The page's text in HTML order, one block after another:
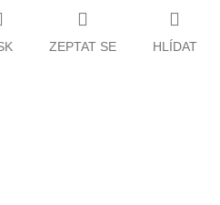
ZEPTAT SE HLÍDAT